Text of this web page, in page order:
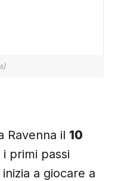
Ravenna il 10
primi passi
a giocare a